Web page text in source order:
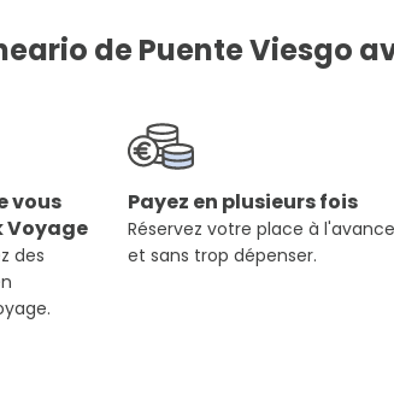
de Puente Viesgo
vous
Voyage
des
Payez en plusieurs fois
Réservez votre place à l'avance
et sans trop dépenser.